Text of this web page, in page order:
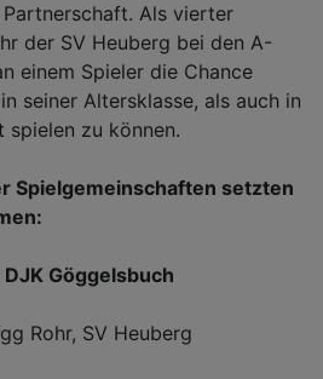
Als vierter
der SV Heuberg bei den A-
einem Spieler die Chance
seiner Altersklasse, als auch in
spielen zu können.
Spielgemeinschaften setzten
Göggelsbuch
Rohr, SV Heuberg